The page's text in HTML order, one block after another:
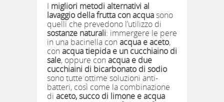
I migliori metodi alternativi al
lavaggio della frutta con acquasono
quelli che prevedono l’utilizzo di
sostanze naturali: immergere le pere
in una bacinella con acqua e aceto,
con acqua tiepida e un cucchiaino di
sale, oppure con acqua e due
cucchiaini di bicarbonato di sodio
sono tutte ottime soluzioni anti-
batteri, così come la combinazione
di aceto, succo di limone e acqua